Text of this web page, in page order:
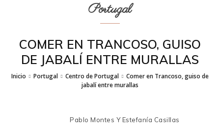
Portugal
COMER EN TRANCOSO, GUISO
DE JABALÍ ENTRE MURALLAS
Inicio Portugal Centro de Portugal
Comer en Trancoso, guiso de
jabalí entre murallas
Pablo Montes Y Estefanía Casillas